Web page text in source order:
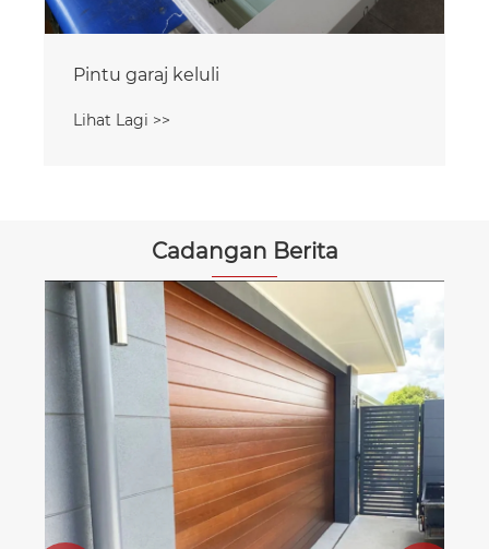
Cadangan Berita
Pintu Garasi Norton: Selamat dan
tahan lama, supaya kereta anda
dilindungi dari angin dan hujan
Lihat Lagi >>